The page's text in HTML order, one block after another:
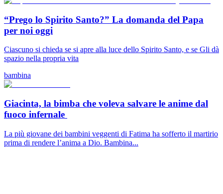
“Prego lo Spirito Santo?” La domanda del Papa
per noi oggi
Ciascuno si chieda se si apre alla luce dello Spirito Santo, e se Gli dà
spazio nella propria vita
bambina
Giacinta, la bimba che voleva salvare le anime dal
fuoco infernale
La più giovane dei bambini veggenti di Fatima ha sofferto il martirio
prima di rendere l’anima a Dio. Bambina...